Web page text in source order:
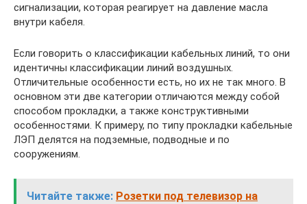
сигнализации, которая реагирует на давление масла
внутри кабеля.
Если говорить о классификации кабельных линий, то они
идентичны классификации линий воздушных.
Отличительные особенности есть, но их не так много. В
основном эти две категории отличаются между собой
способом прокладки, а также конструктивными
особенностями. К примеру, по типу прокладки кабельные
ЛЭП делятся на подземные, подводные и по
сооружениям.
Читайте также: Розетки под телевизор на